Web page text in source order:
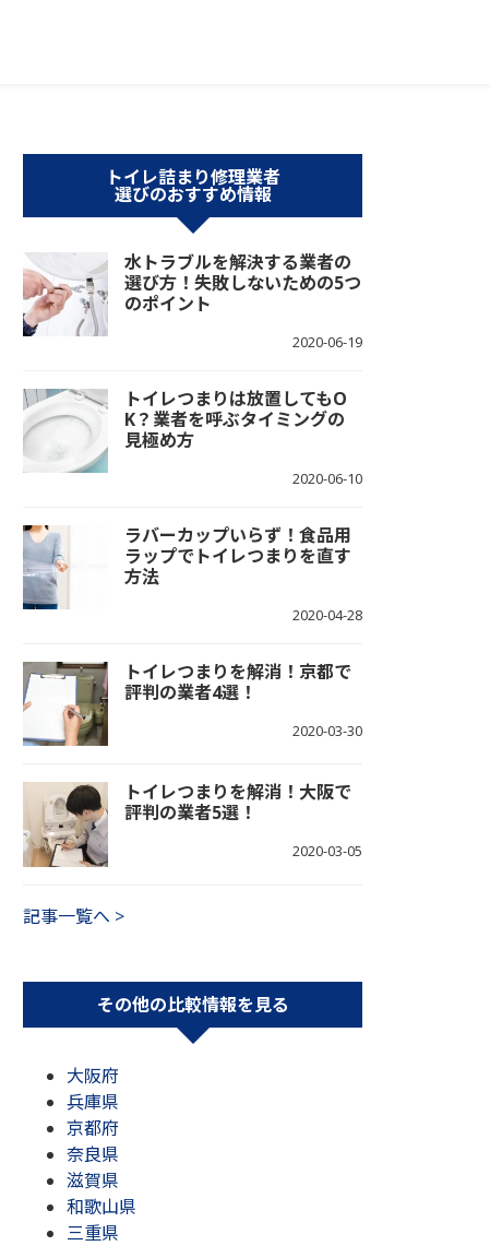
トイレ詰まり修理業者
選びのおすすめ情報
水トラブルを解決する業者の
選び方！失敗しないための5つ
のポイント
2020-06-19
トイレつまりは放置してもO
K？業者を呼ぶタイミングの
見極め方
2020-06-10
ラバーカップいらず！食品用
ラップでトイレつまりを直す
方法
2020-04-28
トイレつまりを解消！京都で
評判の業者4選！
2020-03-30
トイレつまりを解消！大阪で
評判の業者5選！
2020-03-05
記事一覧へ >
その他の比較情報を見る
大阪府
兵庫県
京都府
奈良県
滋賀県
和歌山県
三重県